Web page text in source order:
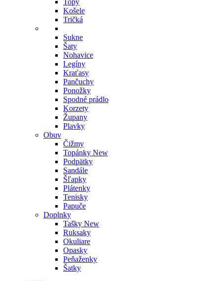
Topy
Košele
Tričká
Sukne
Šaty
Nohavice
Legíny
Kraťasy
Pančuchy
Ponožky
Spodné prádlo
Korzety
Župany
Plavky
Obuv
Čižmy
Topánky New
Podpätky
Sandále
Šľapky
Plátenky
Tenisky
Papuče
Doplnky
Tašky New
Ruksaky
Okuliare
Opasky
Peňaženky
Šatky